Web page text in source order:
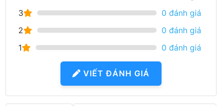
3
0 đánh giá
2
0 đánh giá
1
0 đánh giá
VIẾT ĐÁNH GIÁ